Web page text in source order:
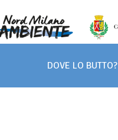
DOVE LO BUTTO?